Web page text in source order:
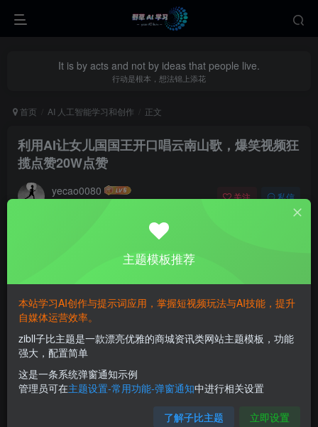
It is by acts and not by ideas that people live.
行动是根本，想法锦上添花
首页 AI 人工智能学习和创作 正文
利用AI让女儿国国王开口唱云南山歌，爆笑视频狂
揽点赞20W点赞
yecao0080 关注 私信
项目介绍：
这类视频通常利用了我们耳熟能详的四大名著及一些经典的
主题模板推荐
本站学习AI创作与提示词应用，掌握短视频玩法与AI技能，提升
自媒体运营效率。
zibll子比主题是一款漂亮优雅的商城资讯类网站主题模板，功能
强大，配置简单
这是一条系统弹窗通知示例
管理员可在主题设置-常用功能-弹窗通知中进行相关设置
了解子比主题 立即设置